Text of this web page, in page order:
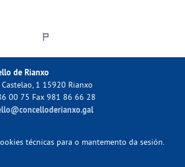
de Rianxo
Castelao, 1 15920 Rianxo
00 75 Fax 981 86 66 28
técnicas para o mantemento da sesión.